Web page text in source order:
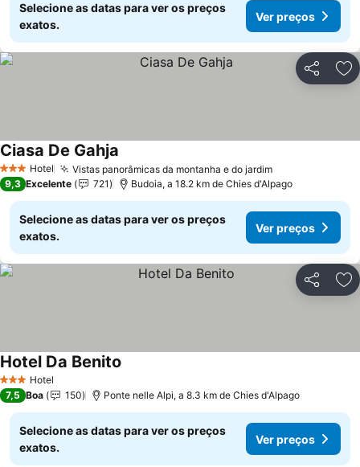
Selecione as datas para ver os preços
exatos.
Ver preços
Partilhar
3 EstrelasHotel Vistas panorâmicas da montanha e do jardim
Ciasa De Gahja
9,3 Excelente 721 Budoia, a 18.2 km de Chies d'Alpago
Selecione as datas para ver os preços
exatos.
Ver preços
Partilhar
3 EstrelasHotel
Hotel Da Benito
7,5 Boa 150 Ponte nelle Alpi, a 8.3 km de Chies d'Alpago
Selecione as datas para ver os preços
exatos.
Ver preços